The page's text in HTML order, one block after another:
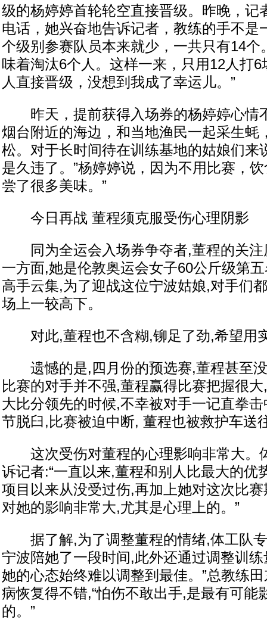
级的杨婷婷首轮轮空直接晋级。昨晚，记
电话，她兴奋地告诉记者，教练的手不是
个级别参赛队员本来就少，一共只有14个
味着淘汰6个人。这样一来，只用12人打
人直接晋级，没想到我成了幸运儿。”
昨天，提前获得入场券的杨婷婷心情
烟台附近的海边，和当地渔民一起采生蚝
松。对于长时间待在训练基地的姑娘们来
是久违了。”杨婷婷说，因为不用比赛，
尝了很多美味。”
今日再战 董程须克服受伤心理阴影
同为全运会入场券争夺者,董程的关注
一方面,她是伦敦奥运会女子60公斤级第
高手云集,为了迎战这位宁波姑娘,对手们
场上一较高下。
对此,董程也不含糊,铆足了劲,希望用
遗憾的是,四月份的预选赛,董程甚至没
比赛的对手并不强,董程赢得比赛把握很
大比分领先的时候,不幸被对手一记直拳
节脱臼,比赛被迫中断, 董程也被救护车送
这次受伤对董程的心理影响非常大。
诉记者:“一直以来,董程和别人比最大的优
项目以来从没受过伤,再加上她对这次比
对她的影响非常大,尤其是心理上的。”
据了解,为了调整董程的情绪,体工队专
宁波陪她了一段时间,此外还通过调整训练
她的心态始终难以调整到最佳。”总教练
病恢复得不错,“怕伤不敢出手,是最有可能
的。”